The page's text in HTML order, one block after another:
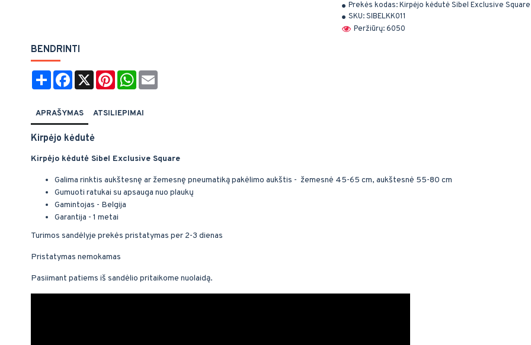
Prekės kodas:Kirpėjo kėdutė Sibel Exclusive Square
SKU:SIBELKK011
Peržiūrų: 6050
BENDRINTI
Share Facebook
X PinterestWhatsApp
APRAŠYMAS ATSILIEPIMAI
Kirpėjo kėdutė
Kirpėjo kėdutė Sibel Exclusive Square
Galima rinktis aukštesnę ar žemesnę pneumatiką pakėlimo aukštis - žemesnė 45-65 cm, aukštesnė 55-80 cm
Gumuoti ratukai su apsauga nuo plaukų
Gamintojas - Belgija
Garantija - 1 metai
Turimos sandėlyje prekės pristatymas per 2-3 dienas
Pristatymas nemokamas
Pasiimant patiems iš sandėlio pritaikome nuolaidą.